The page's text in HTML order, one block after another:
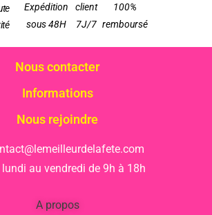
Expédition
sous 48H
client
7J/7
100%
remboursé
Nous contacter
Informations
Nous rejoindre
au vendredi de 9h à 18h
A propos